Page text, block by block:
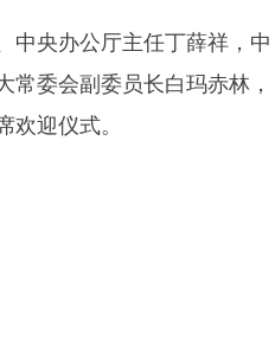
央办公厅主任丁薛祥，中
委会副委员长白玛赤林，
迎仪式。